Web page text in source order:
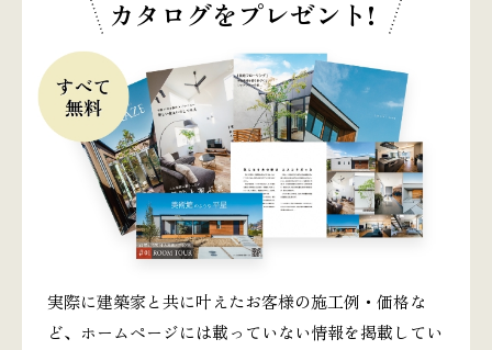
カタログをプレゼント!
実際に建築家と共に叶えたお客様の施工例・価格な
ど、ホームページには載っていない情報を掲載してい